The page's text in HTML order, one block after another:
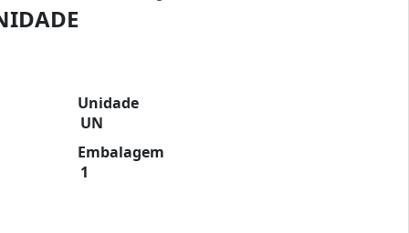
Unidade
UN
Embalagem
1